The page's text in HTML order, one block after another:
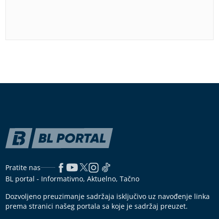
Pratite nas
BL portal - Informativno, Aktuelno, Tačno
Dozvoljeno preuzimanje sadržaja isključivo uz navođenje linka
prema stranici našeg portala sa koje je sadržaj preuzet.